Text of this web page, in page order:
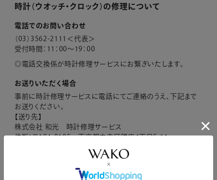
時計（ウオッチ・クロック）の修理について
電話でのお問い合わせ
（03）3562-2111＜代表＞
受付時間：11：00～19：00
電話交換係が時計修理サービスにお繋ぎいたします。
お送りいただく場合
事前に時計修理サービスに電話にてご連絡のうえ、下記まで
お送りください。
【送り先】
株式会社 和光 時計修理サービス
住所：〒104-8105 東京都中央区銀座4丁目5-11
修理希望内容、お名前、ご住所、日中ご連絡の取れる連絡先
を明記してください。